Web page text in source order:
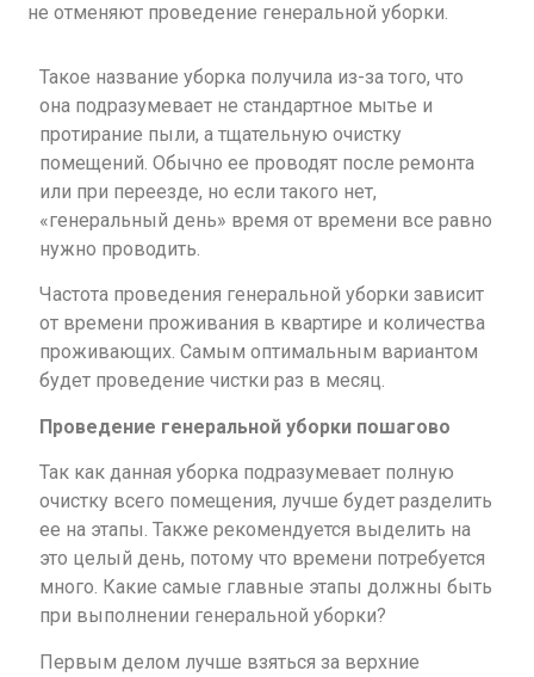
не отменяют проведение генеральной уборки.
Такое название уборка получила из-за того, что
она подразумевает не стандартное мытье и
протирание пыли, а тщательную очистку
помещений. Обычно ее проводят после ремонта
или при переезде, но если такого нет,
«генеральный день» время от времени все равно
нужно проводить.
Частота проведения генеральной уборки зависит
от времени проживания в квартире и количества
проживающих. Самым оптимальным вариантом
будет проведение чистки раз в месяц.
Проведение генеральной уборки пошагово
Так как данная уборка подразумевает полную
очистку всего помещения, лучше будет разделить
ее на этапы. Также рекомендуется выделить на
это целый день, потому что времени потребуется
много. Какие самые главные этапы должны быть
при выполнении генеральной уборки?
Первым делом лучше взяться за верхние